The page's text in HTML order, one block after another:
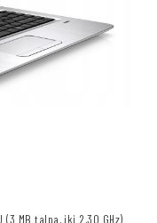
(3 MB talpa, iki 2,30 GHz)